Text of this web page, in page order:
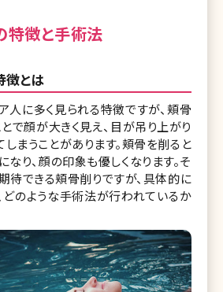
特徴と手術法
徴とは
人に多く見られる特徴ですが、頬骨
で顔が大きく見え、目が吊り上がり
まうことがあります。頬骨を削ると
り、顔の印象も優しくなります。そ
待できる頬骨削りですが、具体的に
どのような手術法が行われているか